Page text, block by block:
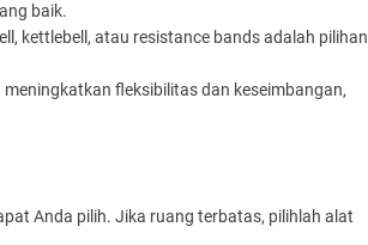
baik.
kettlebell, atau resistance bands adalah pilihan
fleksibilitas dan keseimbangan,
Anda pilih. Jika ruang terbatas, pilihlah alat